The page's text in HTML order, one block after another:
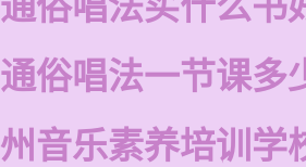
俗唱法一节课多
音乐素养培训学